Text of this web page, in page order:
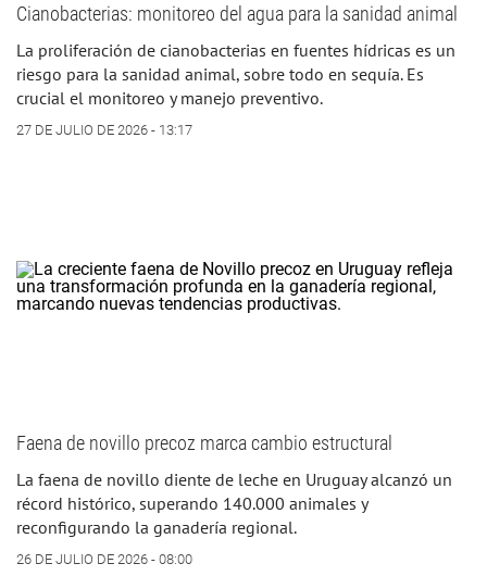
Cianobacterias: monitoreo del agua para la sanidad animal
La proliferación de cianobacterias en fuentes hídricas es un
riesgo para la sanidad animal, sobre todo en sequía. Es
crucial el monitoreo y manejo preventivo.
27 DE JULIO DE 2026 - 13:17
Faena de novillo precoz marca cambio estructural
La faena de novillo diente de leche en Uruguay alcanzó un
récord histórico, superando 140.000 animales y
reconfigurando la ganadería regional.
26 DE JULIO DE 2026 - 08:00